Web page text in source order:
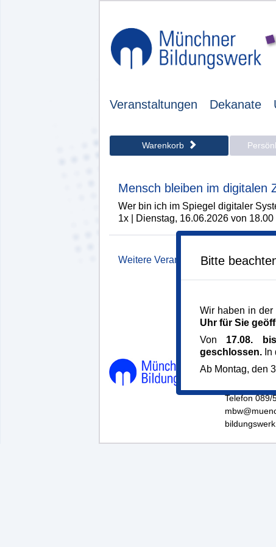
Veranstaltungen Dekanate
Warenkorb
Mensch bleiben im digitalen
Wer bin ich im Spiegel digitaler
1x | Dienstag, 16.06.2026 von
Weitere Veranstaltung hinzufügen
Dachauer
Telefon 089/
Bitte
Wir haben in der
Uhr für Sie
Von 17.08.
geschlossen.In
Ab Montag, den